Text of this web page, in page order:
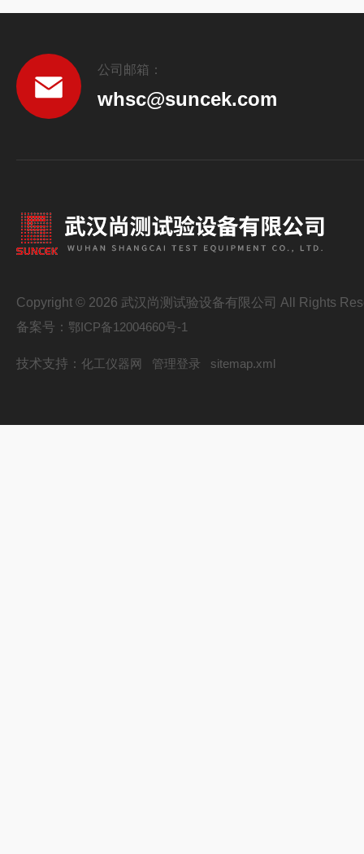
公司邮箱：
whsc@suncek.com
Copyright © 2026 武汉尚测试验设备有限公司 All Rights
备案号： 鄂ICP备12004660号-1
技术支持： 化工仪器网 管理登录 sitemap.xml